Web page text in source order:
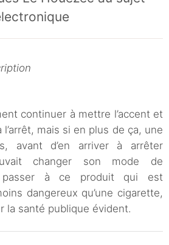
continuer à mettre l’accent et
l’arrêt, mais si en plus de ça, une
avant d’en arriver à arrêter
changer son mode de
passer à ce produit qui est
dangereux qu’une cigarette,
la santé publique évident.